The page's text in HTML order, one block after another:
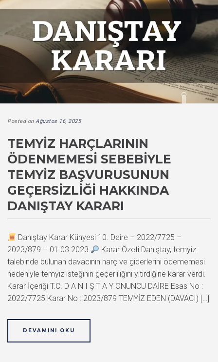
Posted on Ağustos 16, 2025
TEMYIZ HARÇLARININ
ÖDENMEMESI SEBEBIYLE
TEMYIZ BAŞVURUSUNUN
GEÇERSIZLIĞI HAKKINDA
DANIŞTAY KARARI
Danıştay Karar Künyesi 10. Daire – 2022/7725 –
2023/879 – 01.03.2023
Karar Özeti Danıştay, temyiz
talebinde bulunan davacının harç ve giderlerini ödememesi
nedeniyle temyiz isteğinin geçerliliğini yitirdiğine karar verdi.
Karar İçeriği T.C. D A N I Ş T A Y ONUNCU DAİRE Esas No :
2022/7725 Karar No : 2023/879 TEMYİZ EDEN (DAVACI) […]
DEVAMINI OKU